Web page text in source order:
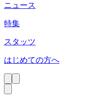
ニュース
特集
スタッツ
はじめての方へ